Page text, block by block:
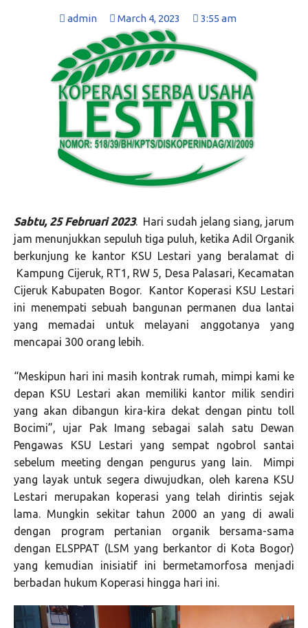
admin March 4, 2023 3:55 am
Sabtu, 25 Februari 2023. Hari sudah jelang siang, jarum
jam menunjukkan sepuluh tiga puluh, ketika Adil Organik
berkunjung ke kantor KSU Lestari yang beralamat di
Kampung Cijeruk, RT1, RW 5, Desa Palasari, Kecamatan
Cijeruk Kabupaten Bogor. Kantor Koperasi KSU Lestari
ini menempati sebuah bangunan permanen dua lantai
yang memadai untuk melayani anggotanya yang
mencapai 300 orang lebih.
“Meskipun hari ini masih kontrak rumah, mimpi kami ke
depan KSU Lestari akan memiliki kantor milik sendiri
yang akan dibangun kira-kira dekat dengan pintu toll
Bocimi”, ujar Pak Imang sebagai salah satu Dewan
Pengawas KSU Lestari yang sempat ngobrol santai
sebelum meeting dengan pengurus yang lain. Mimpi
yang layak untuk segera diwujudkan, oleh karena KSU
Lestari merupakan koperasi yang telah dirintis sejak
lama. Mungkin sekitar tahun 2000 an yang di awali
dengan program pertanian organik bersama-sama
dengan ELSPPAT (LSM yang berkantor di Kota Bogor)
yang kemudian inisiatif ini bermetamorfosa menjadi
berbadan hukum Koperasi hingga hari ini.